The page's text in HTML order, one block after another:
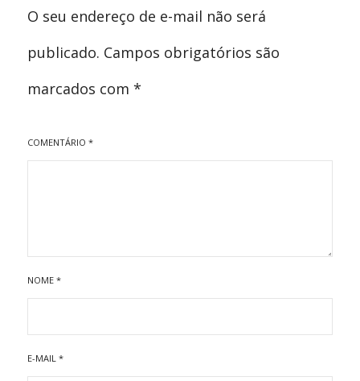
O seu endereço de e-mail não será
publicado. Campos obrigatórios são
marcados com *
COMENTÁRIO *
NOME *
E-MAIL *